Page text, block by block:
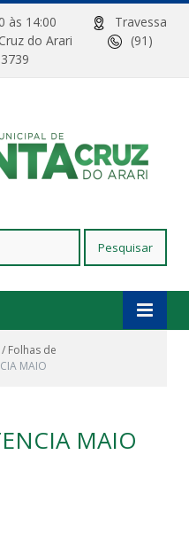
às 14:00
Travessa
Cruz do Arari
(91)
Folhas de
MAIO
MAIO